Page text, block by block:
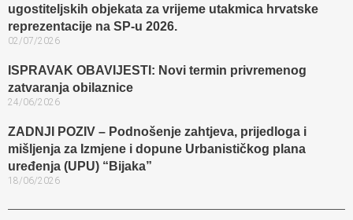
ugostiteljskih objekata za vrijeme utakmica hrvatske
reprezentacije na SP-u 2026.
02/07/2026
ISPRAVAK OBAVIJESTI: Novi termin privremenog
zatvaranja obilaznice​
24/06/2026
ZADNJI POZIV – Podnošenje zahtjeva, prijedloga i
mišljenja za Izmjene i dopune Urbanističkog plana
uređenja (UPU) “Bijaka”
18/06/2026